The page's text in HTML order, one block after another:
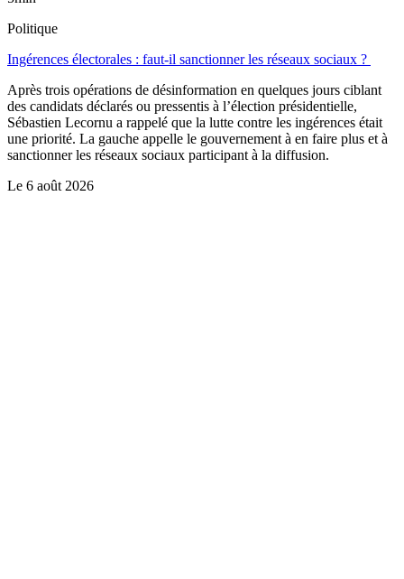
Politique
Ingérences électorales : faut-il sanctionner les réseaux sociaux ?
Après trois opérations de désinformation en quelques jours ciblant
des candidats déclarés ou pressentis à l’élection présidentielle,
Sébastien Lecornu a rappelé que la lutte contre les ingérences était
une priorité. La gauche appelle le gouvernement à en faire plus et à
sanctionner les réseaux sociaux participant à la diffusion.
Le 6 août 2026